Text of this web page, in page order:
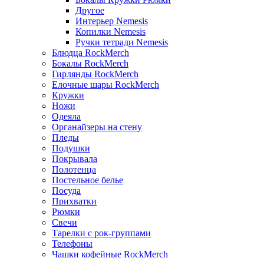
Другое
Интерьер Nemesis
Копилки Nemesis
Ручки тетради Nemesis
Блюдца RockMerch
Бокалы RockMerch
Гирлянды RockMerch
Елочные шары RockMerch
Кружки
Ножи
Одеяла
Органайзеры на стену
Пледы
Подушки
Покрывала
Полотенца
Постельное белье
Посуда
Прихватки
Рюмки
Свечи
Тарелки с рок-группами
Телефоны
Чашки кофейные RockMerch